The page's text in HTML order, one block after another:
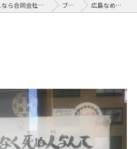
広島でトレーラーハウスなら合同会社サンクビジョン ブログ 広島なめんなよ‼️